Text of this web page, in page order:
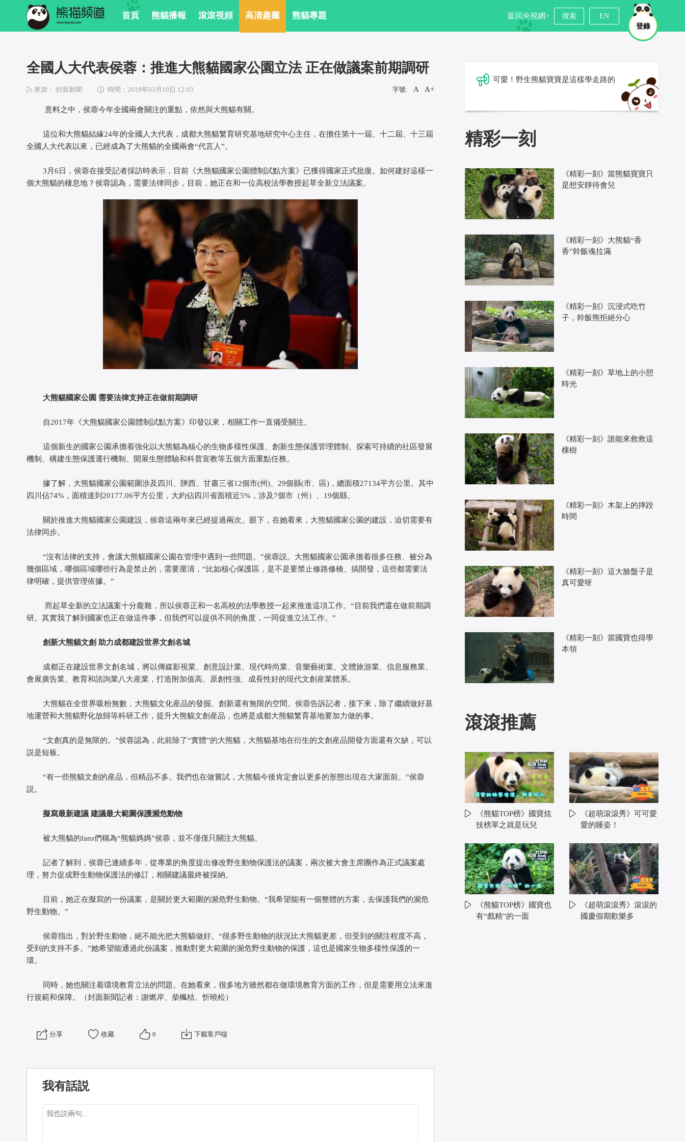
首頁 熊貓播報 滾滾視頻 高清趣圖 熊貓專題
登錄
返回央視網> 搜索 EN
全國人大代表侯蓉：推進大熊貓國家公園立法 正在做議案前期調研
來源： 封面新聞 時間：2019年03月10日 12:03 字號: A A+
意料之中，侯蓉今年全國兩會關注的重點，依然與大熊貓有關。
這位和大熊貓結緣24年的全國人大代表，成都大熊貓繁育研究基地研究中心主任，在擔任第十一屆、十二屆、十三屆
全國人大代表以來，已經成為了大熊貓的全國兩會“代言人”。
3月6日，侯蓉在接受記者採訪時表示，目前《大熊貓國家公園體制試點方案》已獲得國家正式批復。如何建好這樣一
個大熊貓的棲息地？侯蓉認為，需要法律同步，目前，她正在和一位高校法學教授起草全新立法議案。
大熊貓國家公園 需要法律支持正在做前期調研
自2017年《大熊貓國家公園體制試點方案》印發以來，相關工作一直備受關注。
這個新生的國家公園承擔着強化以大熊貓為核心的生物多樣性保護、創新生態保護管理體制、探索可持續的社區發展
機制、構建生態保護運行機制、開展生態體驗和科普宣教等五個方面重點任務。
據了解，大熊貓國家公園範圍涉及四川、陝西、甘肅三省12個市(州)、29個縣(市、區)，總面積27134平方公里。其中
四川佔74%，面積達到20177.06平方公里，大約佔四川省面積近5%，涉及7個市（州）、19個縣。
關於推進大熊貓國家公園建設，侯蓉這兩年來已經提過兩次。眼下，在她看來，大熊貓國家公園的建設，迫切需要有
法律同步。
“沒有法律的支持，會讓大熊貓國家公園在管理中遇到一些問題。”侯蓉説。大熊貓國家公園承擔着很多任務、被分為
幾個區域，哪個區域哪些行為是禁止的，需要厘清，“比如核心保護區，是不是要禁止修路修橋、搞開發，這些都需要法
律明確，提供管理依據。”
而起草全新的立法議案十分龐雜，所以侯蓉正和一名高校的法學教授一起來推進這項工作。“目前我們還在做前期調
研。其實我了解到國家也正在做這件事，但我們可以提供不同的角度，一同促進立法工作。”
創新大熊貓文創 助力成都建設世界文創名城
成都正在建設世界文創名城，將以傳媒影視業、創意設計業、現代時尚業、音樂藝術業、文體旅游業、信息服務業、
會展廣告業、教育和諮詢業八大産業，打造附加值高、原創性強、成長性好的現代文創産業體系。
大熊貓在全世界吸粉無數，大熊貓文化産品的發掘、創新還有無限的空間。侯蓉告訴記者，接下來，除了繼續做好基
地運營和大熊貓野化放歸等科研工作，提升大熊貓文創産品，也將是成都大熊貓繁育基地要加力做的事。
“文創真的是無限的。”侯蓉認為，此前除了“實體”的大熊貓，大熊貓基地在衍生的文創産品開發方面還有欠缺，可以
説是短板。
“有一些熊貓文創的産品，但精品不多。我們也在做嘗試，大熊貓今後肯定會以更多的形態出現在大家面前。”侯蓉
説。
擬寫最新建議 建議最大範圍保護瀕危動物
被大熊貓的fans們稱為“熊貓媽媽”侯蓉，並不僅僅只關注大熊貓。
記者了解到，侯蓉已連續多年，從專業的角度提出修改野生動物保護法的議案，兩次被大會主席團作為正式議案處
理，努力促成野生動物保護法的修訂，相關建議最終被採納。
目前，她正在擬寫的一份議案，是關於更大範圍的瀕危野生動物。“我希望能有一個整體的方案，去保護我們的瀕危
野生動物。”
侯蓉指出，對於野生動物，絕不能光把大熊貓做好。“很多野生動物的狀況比大熊貓更差，但受到的關注程度不高，
受到的支持不多。”她希望能通過此份議案，推動對更大範圍的瀕危野生動物的保護，這也是國家生物多樣性保護的一
環。
同時，她也關注着環境教育立法的問題。在她看來，很多地方雖然都在做環境教育方面的工作，但是需要用立法來進
行規範和保障。（封面新聞記者：謝燃岸、柴楓桔、忻曉松）
分享 收藏 0 下載客戶端
我有話説
可愛！野生熊貓寶寶是這樣學走路的
精彩一刻
《精彩一刻》當熊貓寶寶只
是想安靜待會兒
《精彩一刻》大熊貓“香
香”幹飯魂拉滿
《精彩一刻》沉浸式吃竹
子，幹飯熊拒絕分心
《精彩一刻》草地上的小憩
時光
《精彩一刻》誰能來救救這
棵樹
《精彩一刻》木架上的摔跤
時間
《精彩一刻》這大臉盤子是
真可愛呀
《精彩一刻》當國寶也得學
本領
滾滾推薦
《熊貓TOP榜》國寶炫
技榜單之就是玩兒
《超萌滾滾秀》可可愛
愛的睡姿！
《熊貓TOP榜》國寶也
有“戲精”的一面
《超萌滾滾秀》滾滾的
國慶假期歡樂多